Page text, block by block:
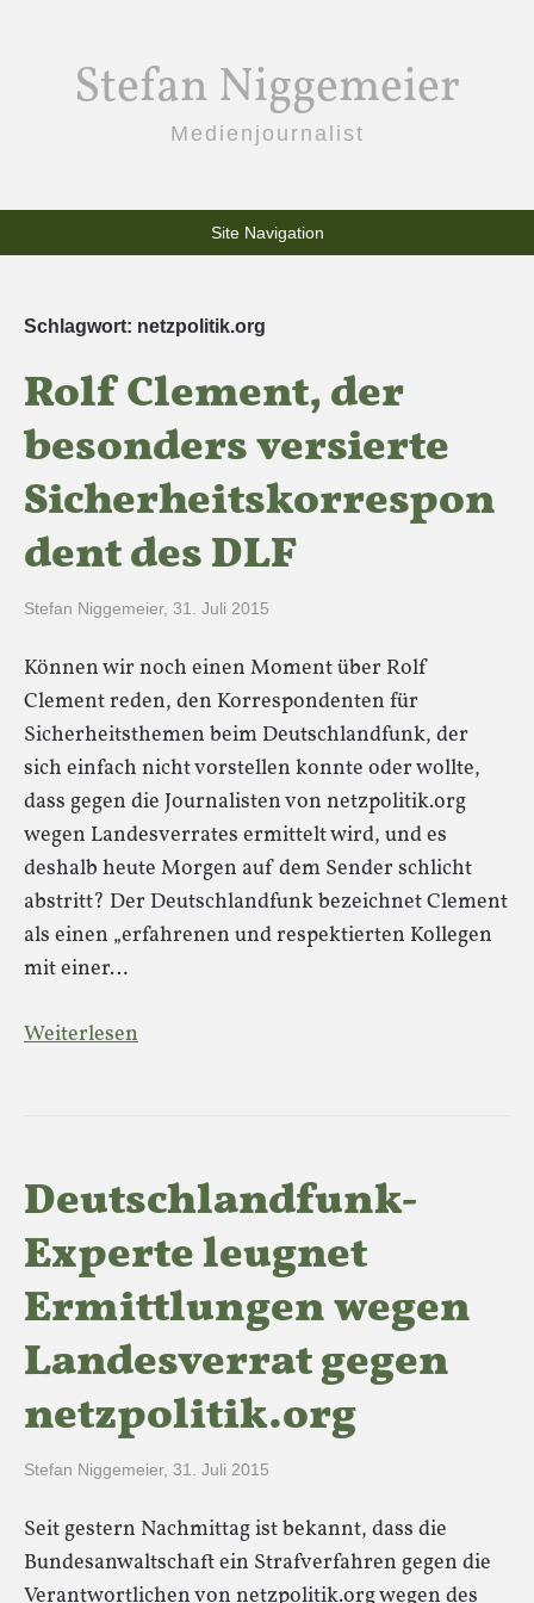
Stefan Niggemeier
Medienjournalist
Site Navigation
Schlagwort: netzpolitik.org
Rolf Clement, der
besonders versierte
Sicherheitskorrespon
dent des DLF
Stefan Niggemeier, 31. Juli 2015
Können wir noch einen Moment über Rolf
Clement reden, den Korrespondenten für
Sicherheitsthemen beim Deutschlandfunk, der
sich einfach nicht vorstellen konnte oder wollte,
dass gegen die Journalisten von netzpolitik.org
wegen Landesverrates ermittelt wird, und es
deshalb heute Morgen auf dem Sender schlicht
abstritt? Der Deutschlandfunk bezeichnet Clement
als einen „erfahrenen und respektierten Kollegen
mit einer…
Weiterlesen
Deutschlandfunk-
Experte leugnet
Ermittlungen wegen
Landesverrat gegen
netzpolitik.org
Stefan Niggemeier, 31. Juli 2015
Seit gestern Nachmittag ist bekannt, dass die
Bundesanwaltschaft ein Strafverfahren gegen die
Verantwortlichen von netzpolitik.org wegen des